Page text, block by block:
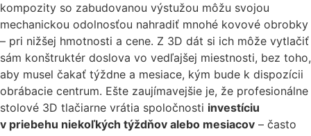
kompozity so zabudovanou výstužou môžu svojou
mechanickou odolnosťou nahradiť mnohé kovové obrobky
– pri nižšej hmotnosti a cene. Z 3D dát si ich môže vytlačiť
sám konštruktér doslova vo vedľajšej miestnosti, bez toho,
aby musel čakať týždne a mesiace, kým bude k dispozícii
obrábacie centrum. Ešte zaujímavejšie je, že profesionálne
stolové 3D tlačiarne vrátia spoločnosti investíciu
v priebehu niekoľkých týždňov alebo mesiacov – často